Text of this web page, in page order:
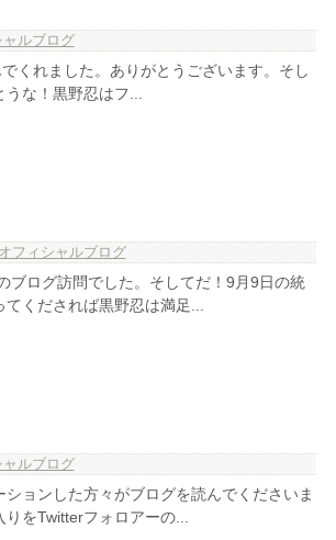
ルブログ
くれました。ありがとうございます。そし
うな！黒野忍はフ...
フィシャルブログ
ブログ訪問でした。そしてだ！9月9日の統
くだされば黒野忍は満足...
ルブログ
ョンした方々がブログを読んでくださいま
りをTwitterフォロアーの...